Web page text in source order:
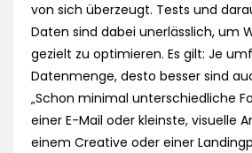
von sich überzeugt. Tests und
Daten sind dabei unerlässlich, um
gezielt zu optimieren. Es gilt: Je
Datenmenge, desto besser sind
„Schon minimal unterschiedliche
einer E-Mail oder kleinste, visuelle
einem Creative oder einer